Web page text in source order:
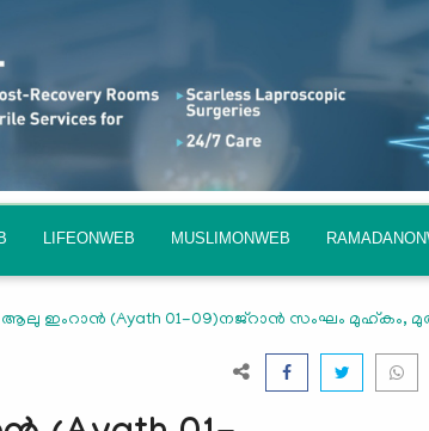
LIFEONWEB MUSLIMONWEB
ഇംറാന്‍ (Ayath 01-09)നജ്‌റാൻ സംഘം മുഹ്‌കം,